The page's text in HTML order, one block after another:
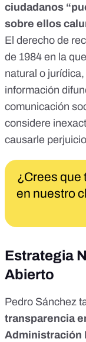
ciudadanos
sobre ellos
El derecho de
de 1984 en la
natural o
información
comunicación
considere
causarle
¿Crees que
en nuestro
Estrategia
Abierto
Pedro Sánchez
transparencia
Administración